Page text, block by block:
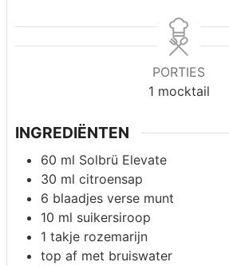
PORTIES
1 mocktail
INGREDIËNTEN
60 ml Solbrü Elevate
30 ml citroensap
6 blaadjes verse munt
10 ml suikersiroop
1 takje rozemarijn
top af met bruiswater